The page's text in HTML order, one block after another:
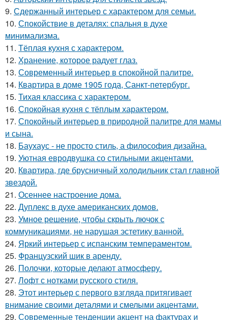
9. Сдержанный интерьер с характером для семьи.
10. Спокойствие в деталях: спальня в духе
минимализма.
11. Тёплая кухня с характером.
12. Хранение, которое радует глаз.
13. Современный интерьер в спокойной палитре.
14. Квартира в доме 1905 года, Санкт-петербург.
15. Тихая классика с характером.
16. Спокойная кухня с тёплым характером.
17. Спокойный интерьер в природной палитре для мамы
и сына.
18. Баухаус - не просто стиль, а философия дизайна.
19. Уютная евродвушка со стильными акцентами.
20. Квартира, где брусничный холодильник стал главной
звездой.
21. Осеннее настроение дома.
22. Дуплекс в духе американских домов.
23. Умное решение, чтобы скрыть лючок с
коммуникациями, не нарушая эстетику ванной.
24. Яркий интерьер с испанским темпераментом.
25. Французский шик в аренду.
26. Полочки, которые делают атмосферу.
27. Лофт с нотками русского стиля.
28. Этот интерьер с первого взгляда притягивает
внимание своими деталями и смелыми акцентами.
29. Современные тенденции акцент на фактурах и